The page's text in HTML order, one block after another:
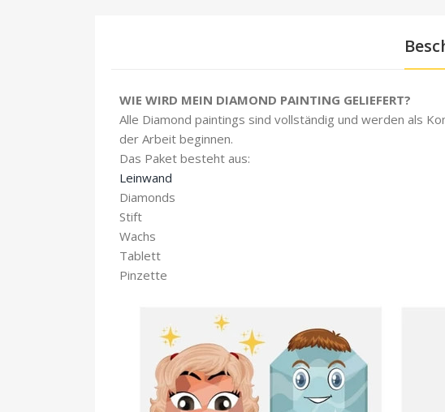
WIE WIRD MEIN DIAMOND PAINTING GELIEFERT?
Alle Diamond paintings sind vollständig und werden als
der Arbeit beginnen.
Das Paket besteht aus:
Leinwand
Diamonds
Stift
Wachs
Tablett
Pinzette